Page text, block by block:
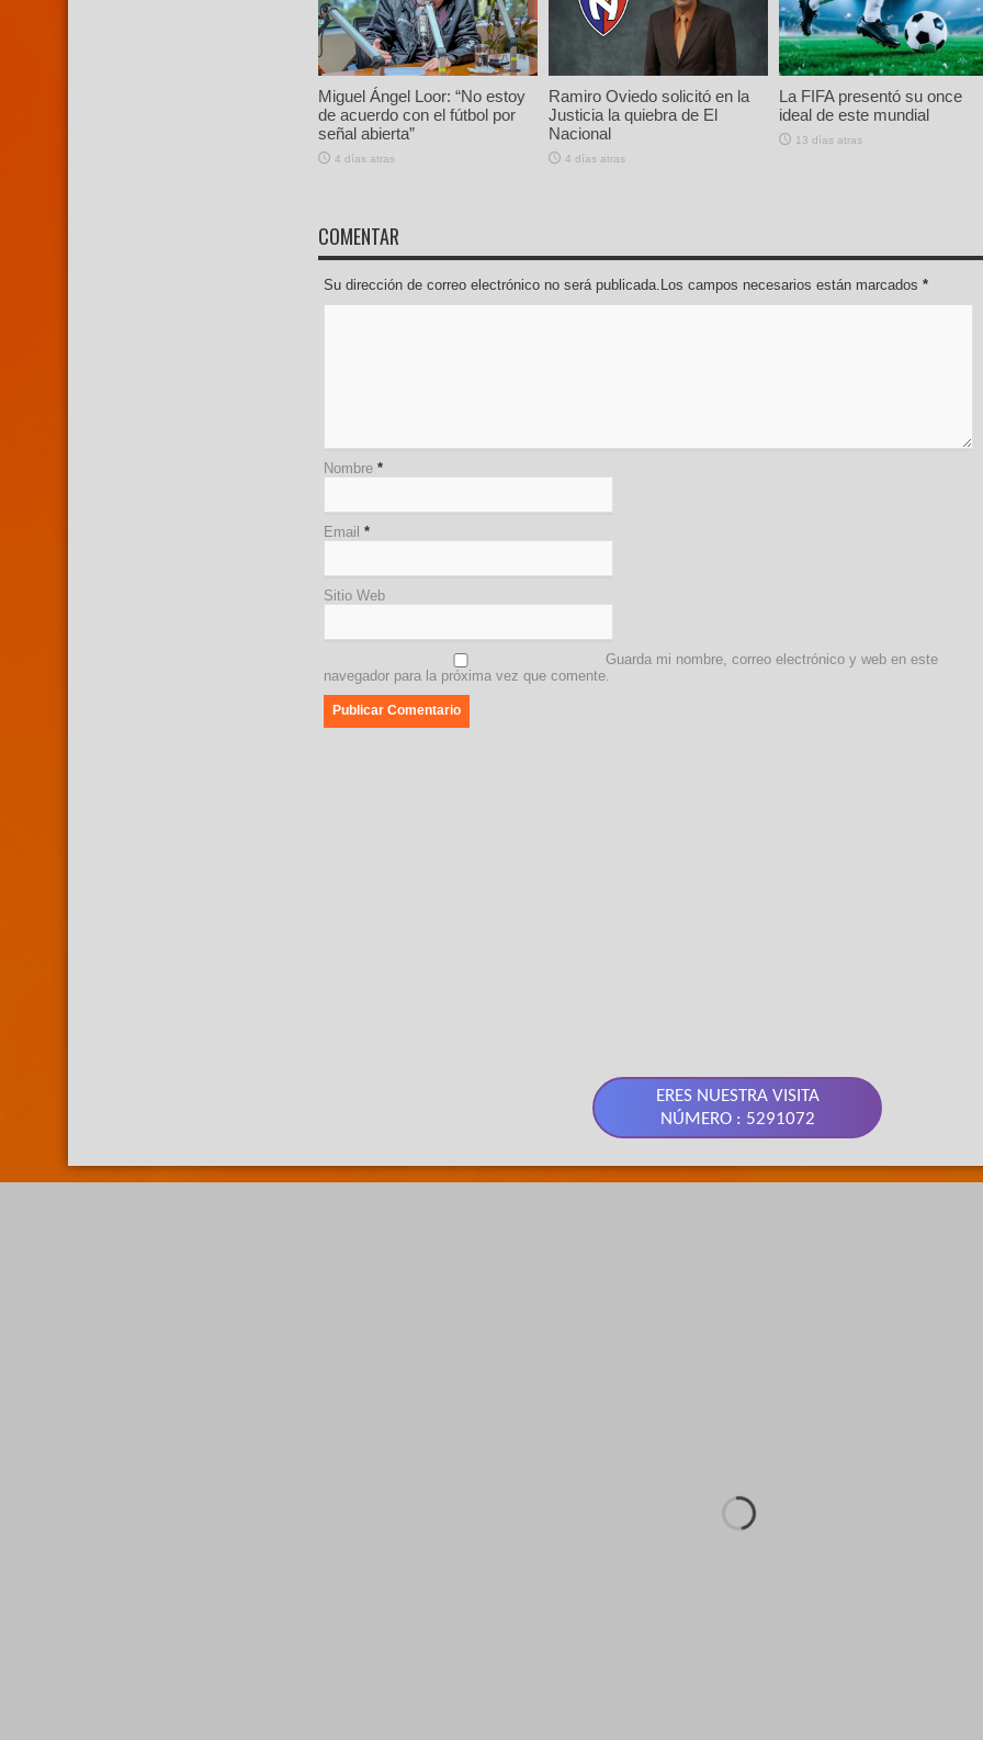
Miguel Ángel Loor: “No estoy
de acuerdo con el fútbol por
señal abierta”
4 días atras
Ramiro Oviedo solicitó en la
Justicia la quiebra de El
Nacional
4 días atras
La FIFA presentó su once
ideal de este mundial
13 días atras
COMENTAR
Su dirección de correo electrónico no será publicada.Los campos necesarios están marcados *
Nombre *
Email *
Sitio Web
Guarda mi nombre, correo electrónico y web en este
navegador para la próxima vez que comente.
ERES NUESTRA VISITA
NÚMERO : 5291072